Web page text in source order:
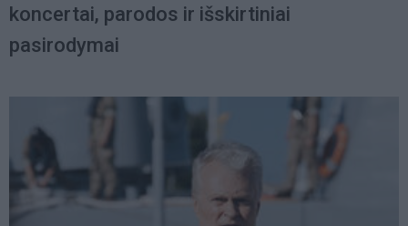
koncertai, parodos ir išskirtiniai
pasirodymai